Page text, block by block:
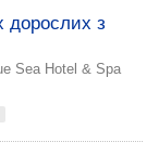
дорослих з
Sea Hotel & Spa